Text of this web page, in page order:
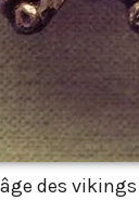
des